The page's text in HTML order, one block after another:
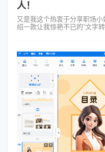
人！
又是我这个热衷于分享职场
绍一款让我惊艳不已的“文字